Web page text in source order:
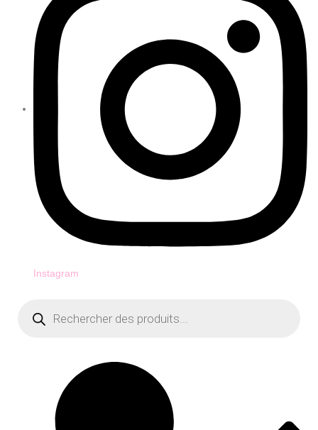
Instagram
produits